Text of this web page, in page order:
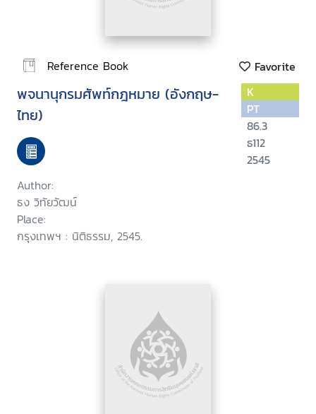
Reference Book Favorite
พจนานุกรมศัพท์กฎหมาย (อังกฤษ-
ไทย)
Author:
ธง วิทัยวัฒน์
Place:
กรุงเทพฯ : นิติธรรม, 2545.
K
PT
86.3
ธ112
2545